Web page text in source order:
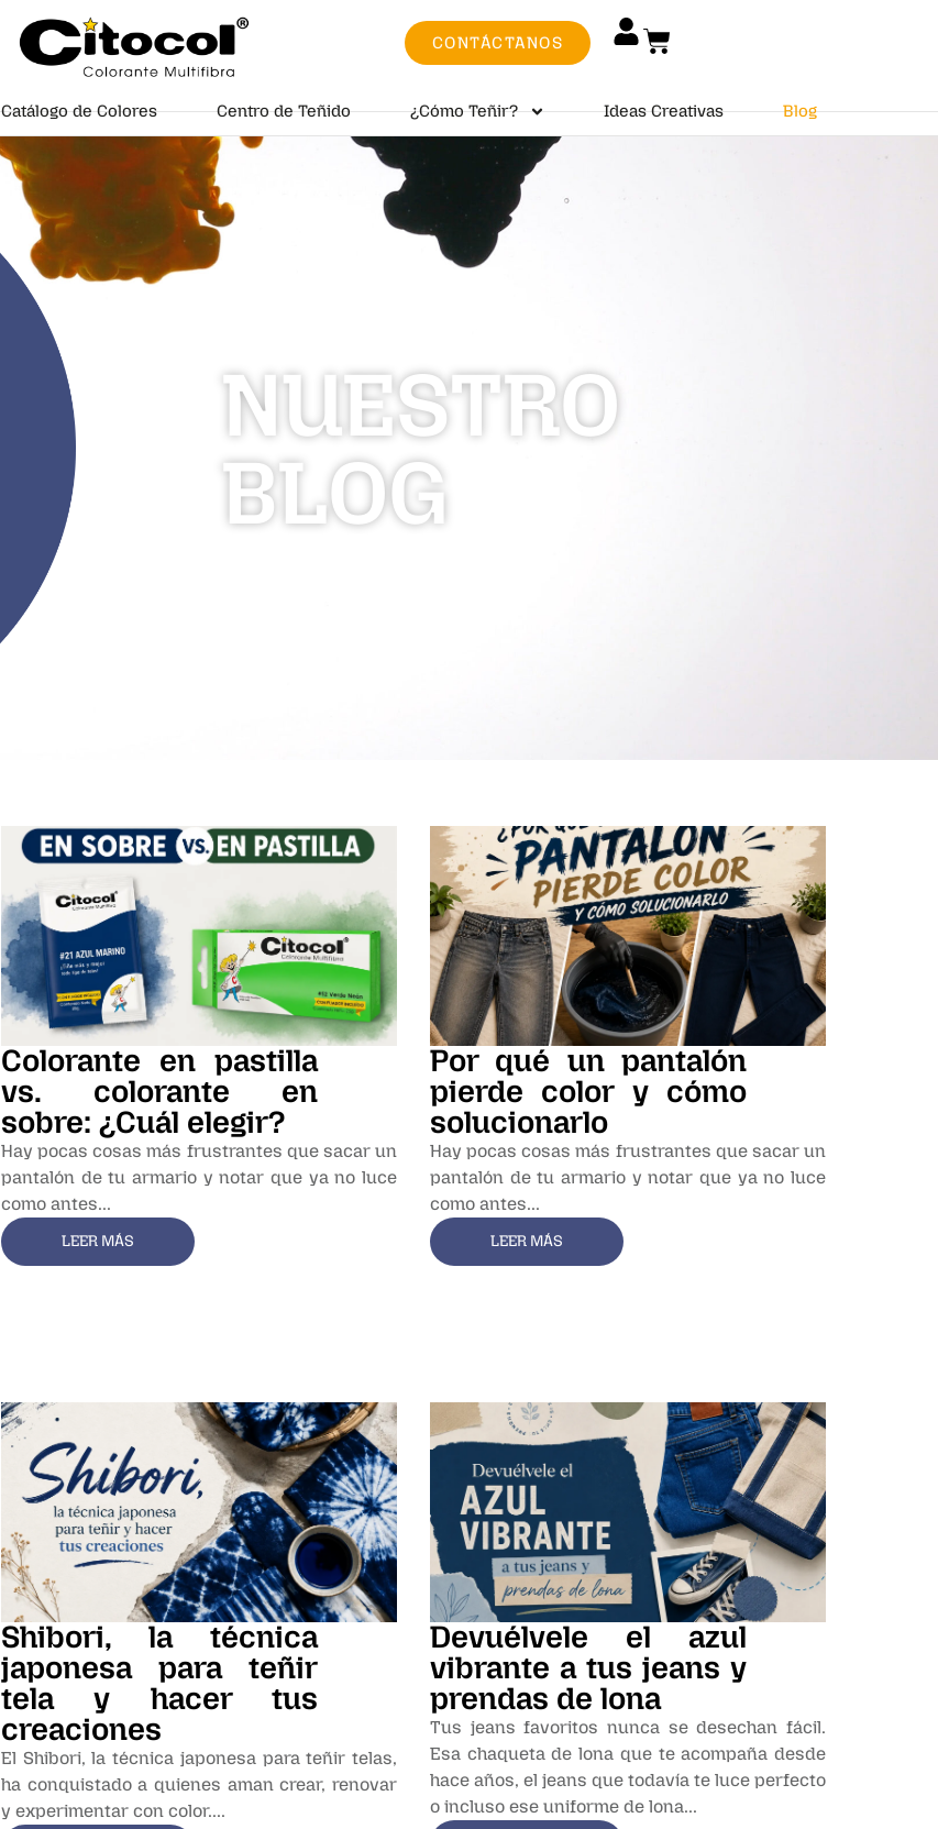
CONTÁCTANOS
Catálogo de Colores Centro de Teñido ¿Cómo Teñir? Ideas Creativas Blog
NUESTRO
BLOG
Colorante en pastilla
vs. colorante en
sobre: ¿Cuál elegir?
Hay pocas cosas más frustrantes que sacar un
pantalón de tu armario y notar que ya no luce
como antes...
LEER MÁS
Por qué un pantalón
pierde color y cómo
solucionarlo
Hay pocas cosas más frustrantes que sacar un
pantalón de tu armario y notar que ya no luce
como antes...
LEER MÁS
Shibori, la técnica
japonesa para teñir
tela y hacer tus
creaciones
El Shibori, la técnica japonesa para teñir telas,
ha conquistado a quienes aman crear, renovar
y experimentar con color....
Devuélvele el azul
vibrante a tus jeans y
prendas de lona
Tus jeans favoritos nunca se desechan fácil.
Esa chaqueta de lona que te acompaña desde
hace años, el jeans que todavía te luce perfecto
o incluso ese uniforme de lona...